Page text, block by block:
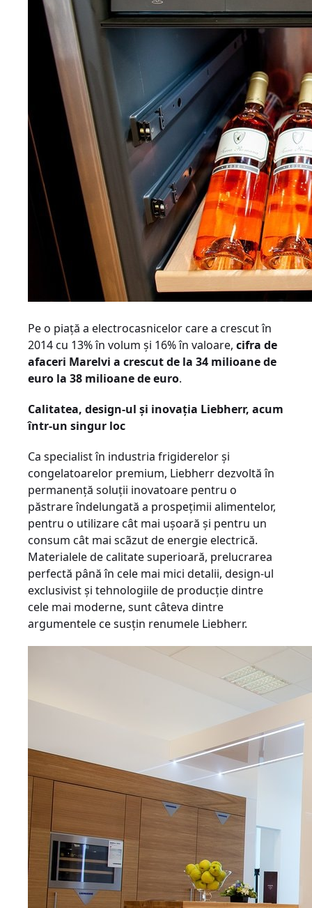
Pe o piață a electrocasnicelor care a crescut în
2014 cu 13% în volum și 16% în valoare, cifra de
afaceri Marelvi a crescut de la 34 milioane de
euro la 38 milioane de euro.
Calitatea, design-ul și inovația Liebherr, acum
într-un singur loc
Ca specialist în industria frigiderelor și
congelatoarelor premium, Liebherr dezvoltă în
permanență soluții inovatoare pentru o
păstrare îndelungată a prospețimii alimentelor,
pentru o utilizare cât mai ușoară și pentru un
consum cât mai scãzut de energie electrică.
Materialele de calitate superioară, prelucrarea
perfectă până în cele mai mici detalii, design-ul
exclusivist și tehnologiile de producție dintre
cele mai moderne, sunt câteva dintre
argumentele ce susțin renumele Liebherr.